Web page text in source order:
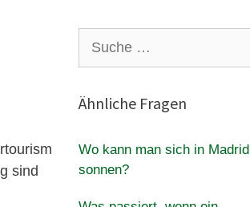
sind
nach:
Ähnliche Fragen
Wo kann man sich in Madrid
sonnen?